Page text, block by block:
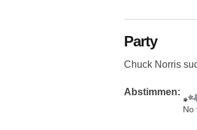
Party
Chuck Norris
Abstimmen:
No